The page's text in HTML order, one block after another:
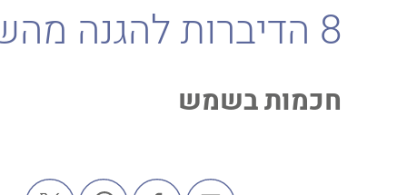
8 הדיברות להגנה מהשמש
חכמות בשמש